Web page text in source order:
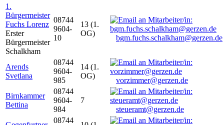
1.
Bürgermeister
Fuchs Lorenz
Erster
Bürgermeister
Schalkham
08744
9604-
10
13 (1.
OG)
bgm.fuchs.schalkham@gerzen.de
Arends
Svetlana
08744
9604-
985
14 (1.
OG)
vorzimmer@gerzen.de
Birnkammer
Bettina
08744
9604-
984
7
steueramt@gerzen.de
08744